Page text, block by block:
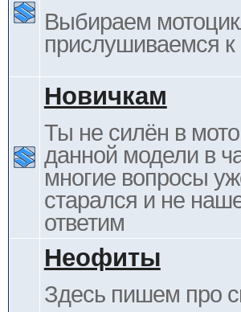
Выбираем
прислушиваемся
Новичкам
Ты не силён в
данной модели в
многие вопросы
старался и не
ответим
Неофиты
Здесь пишем про